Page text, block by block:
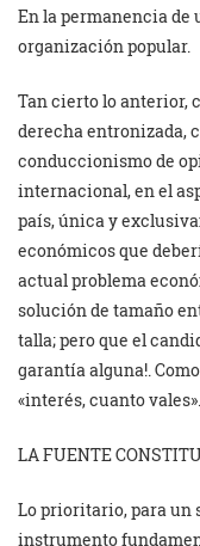
En la permanencia
organización popular.
Tan cierto lo anterior,
derecha entronizada,
conduccionismo de
internacional, en el
país, única y
económicos que
actual problema
solución de tamaño
talla; pero que el
garantía alguna!.
«interés, cuanto vales».
LA FUENTE
Lo prioritario, para un
instrumento